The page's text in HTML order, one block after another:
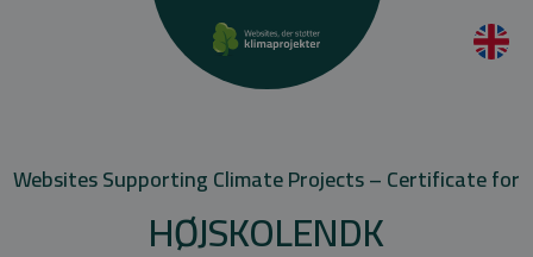
Websites Supporting Climate Projects – Certificate for
HØJSKOLENDK